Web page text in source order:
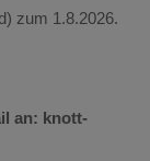
zum 1.8.2026.
an: knott-